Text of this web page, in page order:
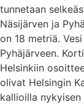
tunnetaan
Näsijärven ja
on 18 metriä.
Pyhäjärveen.
Helsinkiin
olivat Helsingin
kallioilla